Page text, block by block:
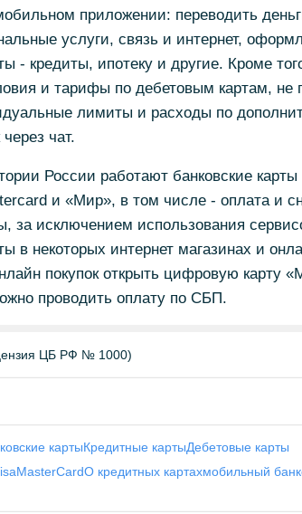
приложении: переводить
услуги, связь и интернет,
- кредиты, ипотеку и другие. Кроме
и тарифы по дебетовым картам, не
лимиты и расходы по
чат.
России работают банковские
и «Мир», в том числе - оплата и
за исключением использования
в некоторых интернет магазинах и
покупок открыть цифровую карту
проводить оплату по СБП.
ЦБ РФ № 1000)
картыКредитные картыДебетовые карты
MasterCardО кредитных картахмобильный банк